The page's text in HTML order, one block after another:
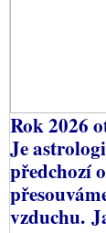
Rok 2026
Je
předchozí
vzduchu.